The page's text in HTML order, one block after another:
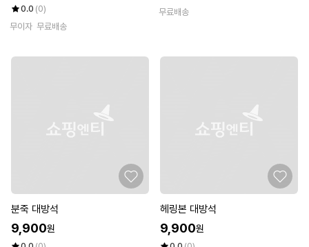
0.0 (0)
무이자 무료배송
무료배송
분죽 대방석
9,900원
헤링본 대방석
9,900원